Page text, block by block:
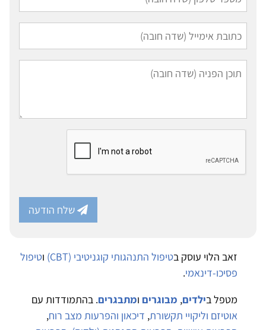
שלח הודעה
זאב הלוי עוסק בטיפול התנהגותי קוגניטיבי (CBT) וטיפול
פסיכו-דינאמי.
מטפל בילדים, מבוגרים ומתבגרים. בהתמודדות עם
אוטיזם וליקויי תקשורת, דיכאון והפרעות מצב רוח,